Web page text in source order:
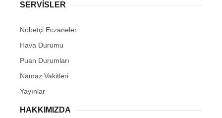
SERVİSLER
Nöbetçi Eczaneler
Hava Durumu
Puan Durumları
Namaz Vakitleri
Yayınlar
HAKKIMIZDA